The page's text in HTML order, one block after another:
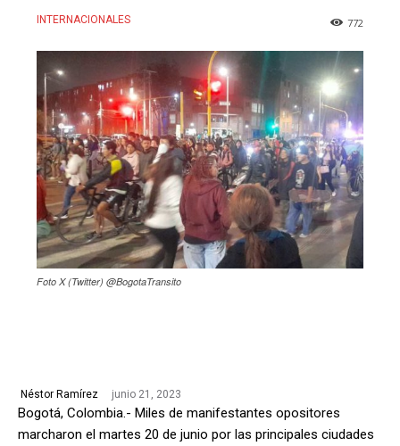
INTERNACIONALES 772
Foto X (Twitter) @BogotaTransito
Néstor Ramírez junio 21, 2023
Bogotá, Colombia.- Miles de manifestantes opositores
marcharon el martes 20 de junio por las principales ciudades